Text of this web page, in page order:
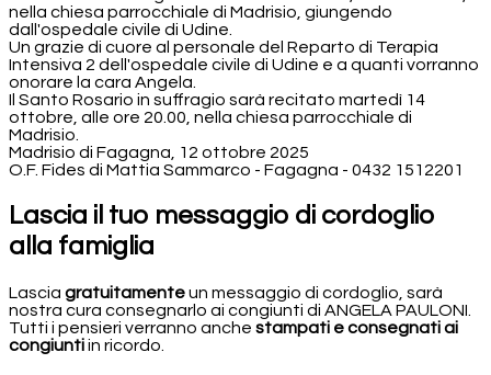
nella chiesa parrocchiale di Madrisio, giungendo
dall'ospedale civile di Udine.
Un grazie di cuore al personale del Reparto di Terapia
Intensiva 2 dell'ospedale civile di Udine e a quanti vorranno
onorare la cara Angela.
Il Santo Rosario in suffragio sarà recitato martedì 14
ottobre, alle ore 20.00, nella chiesa parrocchiale di
Madrisio.
Madrisio di Fagagna, 12 ottobre 2025
O.F. Fides di Mattia Sammarco - Fagagna - 0432 1512201
Lascia il tuo messaggio di cordoglio
alla famiglia
Lascia gratuitamenteun messaggio di cordoglio, sarà
nostra cura consegnarlo ai congiunti di ANGELA PAULONI.
Tutti i pensieri verranno anche stampati e consegnati ai
congiuntiin ricordo.